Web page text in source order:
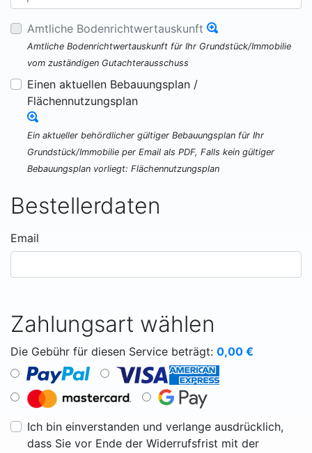
Amtliche Bodenrichtwertauskunft
Amtliche Bodenrichtwertauskunft für Ihr Grundstück/Immobilie
vom zuständigen Gutachterausschuss
Einen aktuellen Bebauungsplan /
Flächennutzungsplan
Ein aktueller behördlicher gültiger Bebauungsplan für Ihr
Grundstück/Immobilie per Email als PDF, Falls kein gültiger
Bebauungsplan vorliegt: Flächennutzungsplan
Bestellerdaten
Email
Zahlungsart wählen
Die Gebühr für diesen Service beträgt: 0,00 €
Ich bin einverstanden und verlange ausdrücklich,
dass Sie vor Ende der Widerrufsfrist mit der